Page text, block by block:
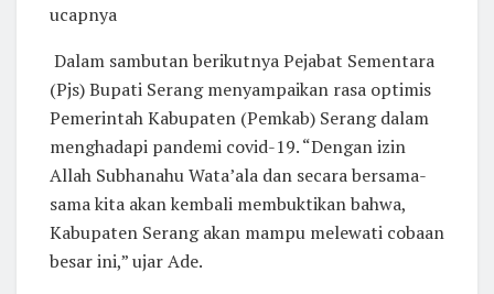
ucapnya
Dalam sambutan berikutnya Pejabat Sementara
(Pjs) Bupati Serang menyampaikan rasa optimis
Pemerintah Kabupaten (Pemkab) Serang dalam
menghadapi pandemi covid-19. “Dengan izin
Allah Subhanahu Wata’ala dan secara bersama-
sama kita akan kembali membuktikan bahwa,
Kabupaten Serang akan mampu melewati cobaan
besar ini,” ujar Ade.